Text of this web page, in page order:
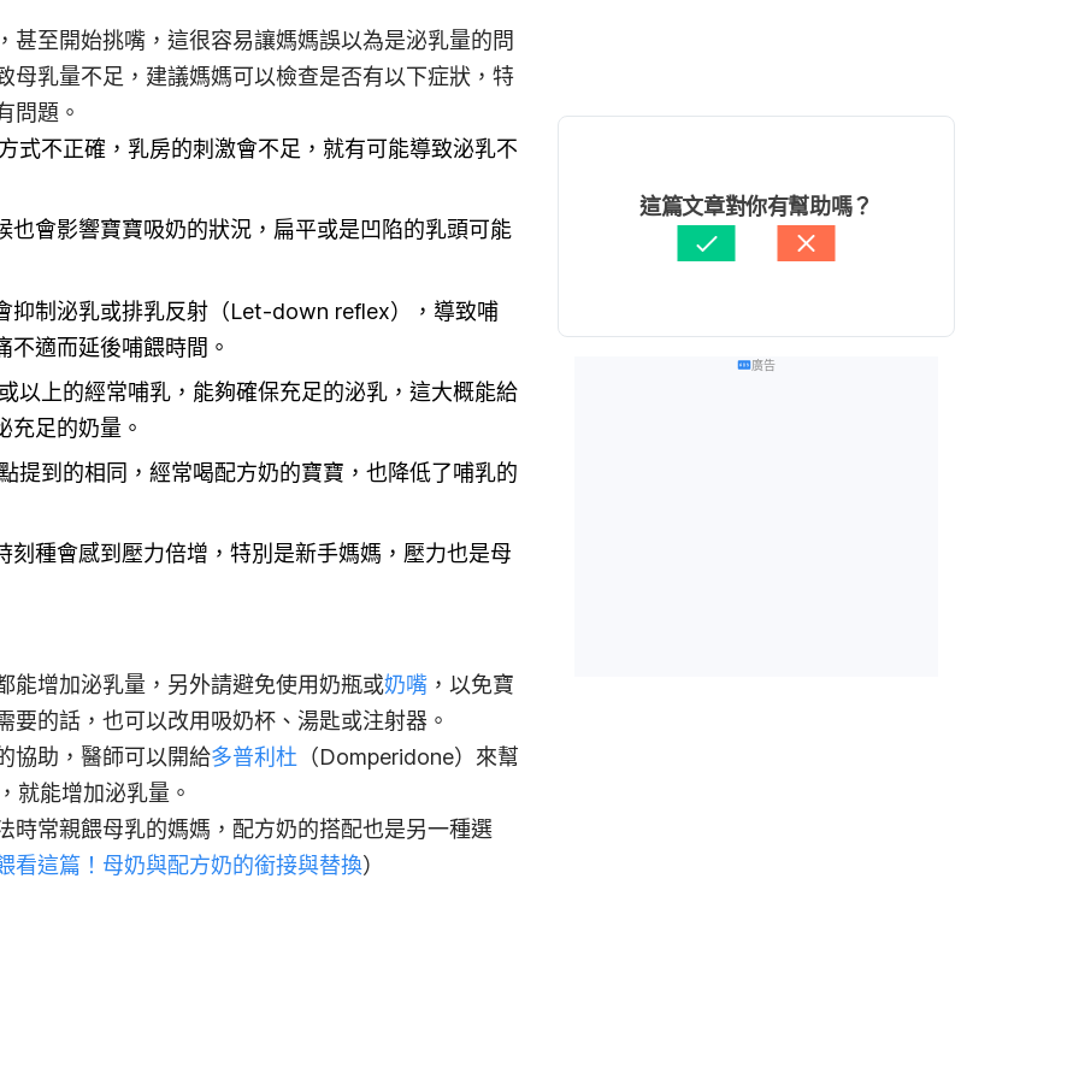
甚至開始挑嘴，這很容易讓媽媽誤以為是泌乳量的問
母乳量不足，建議媽媽可以檢查是否有以下症狀，特
問題。
式不正確，乳房的刺激會不足，就有可能導致泌乳不
也會影響寶寶吸奶的狀況，扁平或是凹陷的乳頭可能
抑制泌乳或排乳反射（Let-down reflex），導致哺
不適而延後哺餵時間。
以上的經常哺乳，能夠確保充足的泌乳，這大概能給
充足的奶量。
提到的相同，經常喝配方奶的寶寶，也降低了哺乳的
刻種會感到壓力倍增，特別是新手媽媽，壓力也是母
能增加泌乳量，另外請避免使用奶瓶或奶嘴 ，以免寶
要的話，也可以改用吸奶杯、湯匙或注射器。
協助，醫師可以開給多普利杜 （Domperidone）來幫
就能增加泌乳量。
時常親餵母乳的媽媽，配方奶的搭配也是另一種選
看這篇！母奶與配方奶的銜接與替換）
這篇文章對你有幫助嗎？
廣告